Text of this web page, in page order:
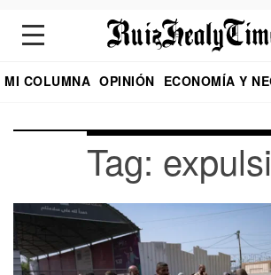
MI COLUMNA OPINIÓN ECONOMÍA Y
Tag: